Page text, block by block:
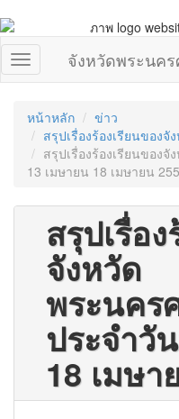
จังหวัดพระนค
หน้าหลัก
ข่าว
สรุปเรื่องร้องเรียนของ
สรุปเรื่องร้องเรียนของ
13 เมษายน 18 เมษายน
สรุปเรื่อ
จังหวัด
พระนคร
ประจำวั
18 เมษา